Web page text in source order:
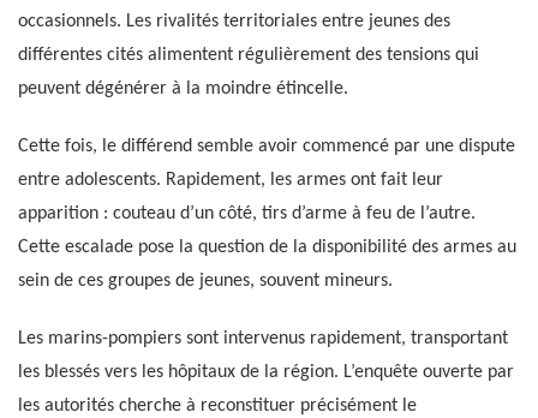
occasionnels. Les rivalités territoriales entre jeunes des
différentes cités alimentent régulièrement des tensions qui
peuvent dégénérer à la moindre étincelle.
Cette fois, le différend semble avoir commencé par une dispute
entre adolescents. Rapidement, les armes ont fait leur
apparition : couteau d’un côté, tirs d’arme à feu de l’autre.
Cette escalade pose la question de la disponibilité des armes au
sein de ces groupes de jeunes, souvent mineurs.
Les marins-pompiers sont intervenus rapidement, transportant
les blessés vers les hôpitaux de la région. L’enquête ouverte par
les autorités cherche à reconstituer précisément le